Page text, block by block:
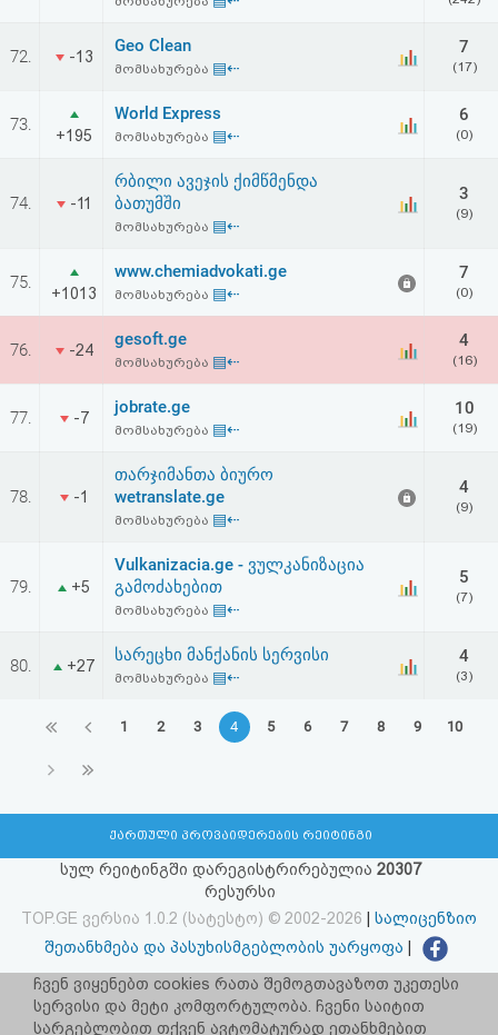
72. -13
Geo Clean
მომსახურება ▤⇠
7
(17)
73.
+195
World Express
მომსახურება ▤⇠
6
(0)
74. -11
რბილი ავეჯის ქიმწმენდა
ბათუმში
მომსახურება ▤⇠
3
(9)
75.
+1013
www.chemiadvokati.ge
მომსახურება ▤⇠
7
(0)
76. -24
gesoft.ge
მომსახურება ▤⇠
4
(16)
77. -7
jobrate.ge
მომსახურება ▤⇠
10
(19)
78. -1
თარჯიმანთა ბიურო
wetranslate.ge
მომსახურება ▤⇠
4
(9)
79. +5
Vulkanizacia.ge - ვულკანიზაცია
გამოძახებით
მომსახურება ▤⇠
5
(7)
80. +27
სარეცხი მანქანის სერვისი
მომსახურება ▤⇠
4
(3)
1 2 3 4 5 6 7 8 9 10
ქართული პროვაიდერების რეიტინგი
სულ რეიტინგში დარეგისტრირებულია 20307
რესურსი
TOP.GE ვერსია 1.0.2 (სატესტო) © 2002-2026
სალიცენზიო
შეთანხმება და პასუხისმგებლობის უარყოფა
facebook.com/TOP.GE
იხილეთ TOP.GE - ის ძველი ვერსია ბმულზე
ჩვენ ვიყენებთ cookies რათა შემოგთავაზოთ უკეთესი
სერვისი და მეტი კომფორტულობა. ჩვენი საიტით
სარგებლობით თქვენ ავტომატურად ეთანხმებით